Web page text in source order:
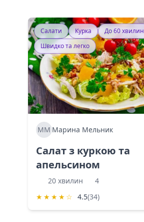
Салати Курка
До 60 хвилин
Швидко та легко
ММ Марина Мельник
Салат з куркою та
апельсином
20 хвилин
4
★ ★ ★ ★ ☆ 4.5(34)